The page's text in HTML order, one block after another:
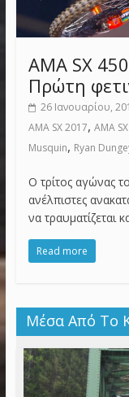
AMA SX
Πρώτη
26 Ιανουαρίου,
AMA SX 2017, AMA
Musquin, Ryan
Ο τρίτος αγώνας
ανέλπιστες
να τραυματίζεται
Read more
Μέσα Από Το